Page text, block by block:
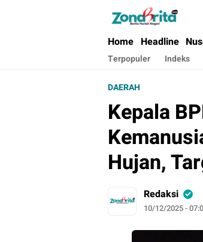
Berita Harian Negeri
Home Headline
Terpopuler Indeks
DAERAH
Kepala
Hujan,
Redaksi
10/12/2025 -